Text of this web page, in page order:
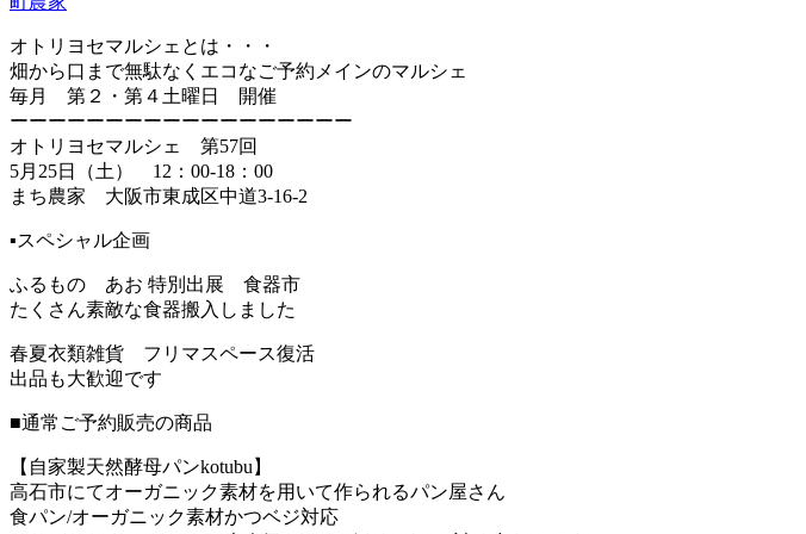
オトリヨセマルシェとは・・・
畑から口まで無駄なくエコなご予約メインのマルシェ
毎月 第２・第４土曜日 開催
ーーーーーーーーーーーーーーーーーー
オトリヨセマルシェ 第57回
5月25日（土） 12：00-18：00
まち農家 大阪市東成区中道3-16-2
▪️スペシャル企画
ふるもの あお 特別出展 食器市
たくさん素敵な食器搬入しました
春夏衣類雑貨 フリマスペース復活
出品も大歓迎です
■通常ご予約販売の商品
【自家製天然酵母パンkotubu】
高石市にてオーガニック素材を用いて作られるパン屋さん
食パン/オーガニック素材かつベジ対応